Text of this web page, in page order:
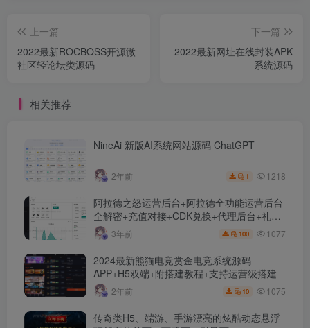
上一篇
2022最新ROCBOSS开源微
社区轻论坛类源码
下一篇
2022最新网址在线封装APK
系统源码
相关推荐
NineAi 新版AI系统网站源码 ChatGPT
2年前 1 1218
阿拉德之怒运营后台+阿拉德全功能运营后台
全解密+充值对接+CDK兑换+代理后台+礼包
管理+商城管理
3年前 100 1077
2024最新熊猫电竞赏金电竞系统源码
APP+H5双端+附搭建教程+支持运营级搭建
2年前 10 1075
传奇类H5、端游、手游漂亮的炫酷动态悬浮